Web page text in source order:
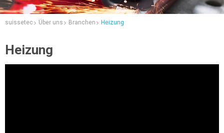
suissetec Über uns Branchen Heizung
Heizung